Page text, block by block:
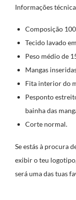
Informações
Composição
Tecido lavado
Peso médio de
Mangas
Fita interior do
Pesponto
bainha das
Corte normal.
Se estás à procura
exibir o teu
será uma das tuas